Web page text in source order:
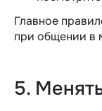
Главное
при общении в
5.